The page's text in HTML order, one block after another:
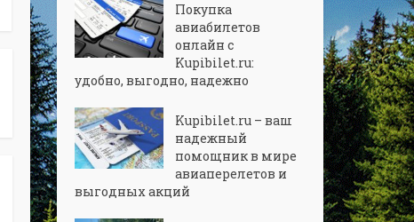
Покупка
авиабилетов
онлайн с
Kupibilet.ru:
удобно, выгодно, надежно
Kupibilet.ru – ваш
надежный
помощник в мире
авиаперелетов и
выгодных акций